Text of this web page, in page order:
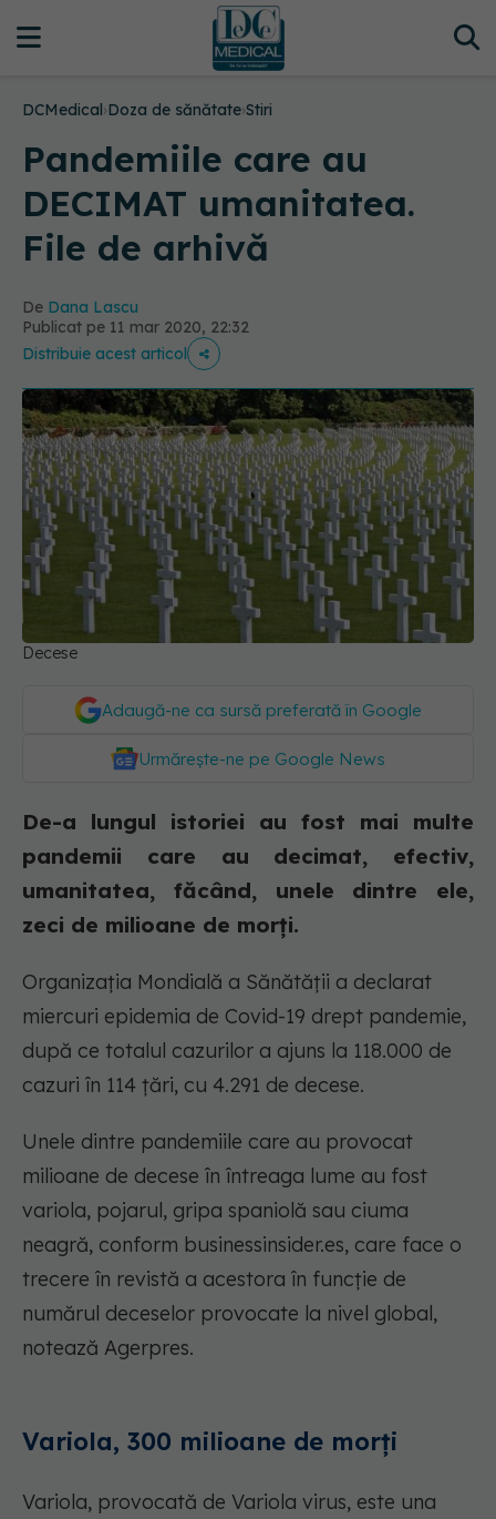
DCMedical›Doza de sănătate›Stiri
Pandemiile care au
DECIMAT umanitatea.
File de arhivă
De Dana Lascu
Publicat pe 11 mar 2020, 22:32
Distribuie acest articol
Decese
Adaugă-ne ca sursă preferată în Google
Urmărește-ne pe Google News
De-a lungul istoriei au fost mai multe
pandemii care au decimat, efectiv,
umanitatea, făcând, unele dintre ele,
zeci de milioane de morți.
Organizația Mondială a Sănătății a declarat
miercuri epidemia de Covid-19 drept pandemie,
după ce totalul cazurilor a ajuns la 118.000 de
cazuri în 114 țări, cu 4.291 de decese.
Unele dintre pandemiile care au provocat
milioane de decese în întreaga lume au fost
variola, pojarul, gripa spaniolă sau ciuma
neagră, conform businessinsider.es, care face o
trecere în revistă a acestora în funcție de
numărul deceselor provocate la nivel global,
notează Agerpres.
Variola, 300 milioane de morți
Variola, provocată de Variola virus, este una